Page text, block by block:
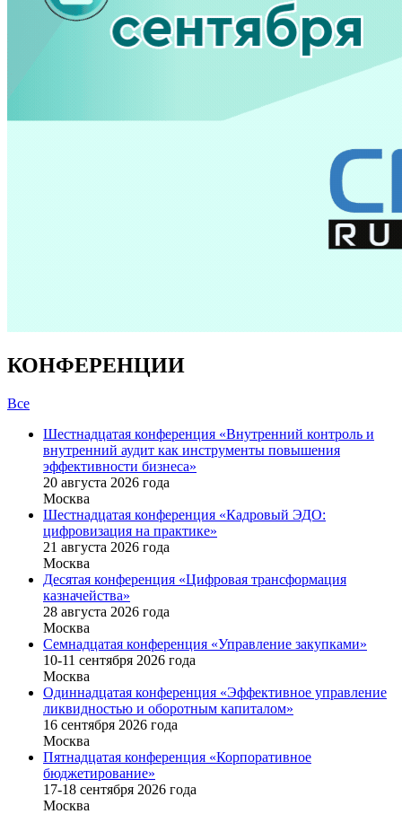
КОНФЕРЕНЦИИ
Все
Шестнадцатая конференция «Внутренний контроль и
внутренний аудит как инструменты повышения
эффективности бизнеса»
20 августа 2026 года
Москва
Шестнадцатая конференция «Кадровый ЭДО:
цифровизация на практике»
21 августа 2026 года
Москва
Десятая конференция «Цифровая трансформация
казначейства»
28 августа 2026 года
Москва
Семнадцатая конференция «Управление закупками»
10-11 сентября 2026 года
Москва
Одиннадцатая конференция «Эффективное управление
ликвидностью и оборотным капиталом»
16 cентября 2026 года
Москва
Пятнадцатая конференция «Корпоративное
бюджетирование»
17-18 сентября 2026 года
Москва